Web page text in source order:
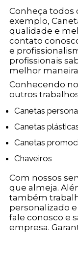
Conheça todos
exemplo,
qualidade e
contato
e
profissionais
melhor
Conhecendo
outros
Canetas
Canetas
Canetas
Chaveiros
Com nossos
que almeja.
também
personalizado
fale conosco e
empresa.